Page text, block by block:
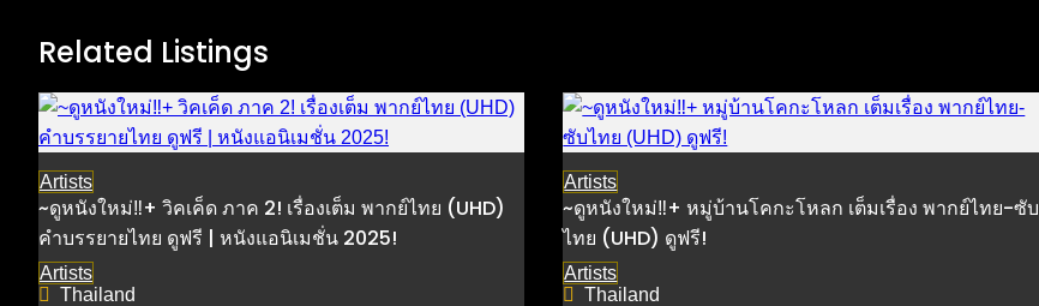
Related Listings
Artists
~ดูหนังใหม่‼️+ วิคเค็ด ภาค 2! เรื่องเต็ม พากย์ไทย (UHD)
คำบรรยายไทย ดูฟรี | หนังแอนิเมชั่น 2025!
Artists
Thailand
Artists
~ดูหนังใหม่‼️+ หมู่บ้านโคกะโหลก เต็มเรื่อง พากย์ไทย-ซับ
ไทย (UHD) ดูฟรี!
Artists
Thailand